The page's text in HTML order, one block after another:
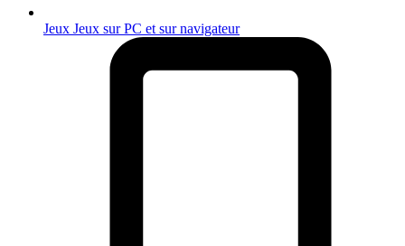
Jeux Jeux sur PC et sur navigateur